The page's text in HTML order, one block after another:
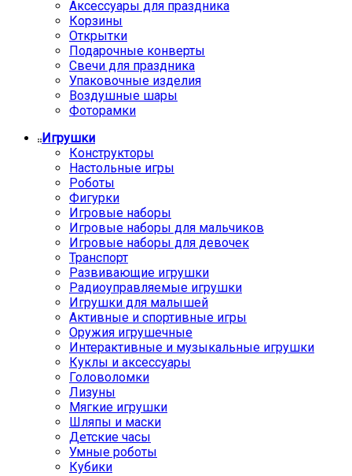
Аксессуары для праздника
Корзины
Открытки
Подарочные конверты
Свечи для праздника
Упаковочные изделия
Воздушные шары
Фоторамки
Игрушки
Конструкторы
Настольные игры
Роботы
Фигурки
Игровые наборы
Игровые наборы для мальчиков
Игровые наборы для девочек
Транспорт
Развивающие игрушки
Радиоуправляемые игрушки
Игрушки для малышей
Активные и спортивные игры
Оружия игрушечные
Интерактивные и музыкальные игрушки
Куклы и аксессуары
Головоломки
Лизуны
Мягкие игрушки
Шляпы и маски
Детские часы
Умные роботы
Кубики